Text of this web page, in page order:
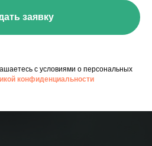
заявку
с условиями о персональных
конфиденциальности